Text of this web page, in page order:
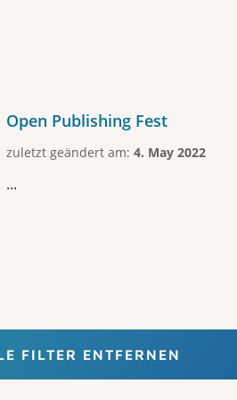
Open Publishing Fest
zuletzt geändert am: 4. May 2022
...
FILTER ENTFERNEN